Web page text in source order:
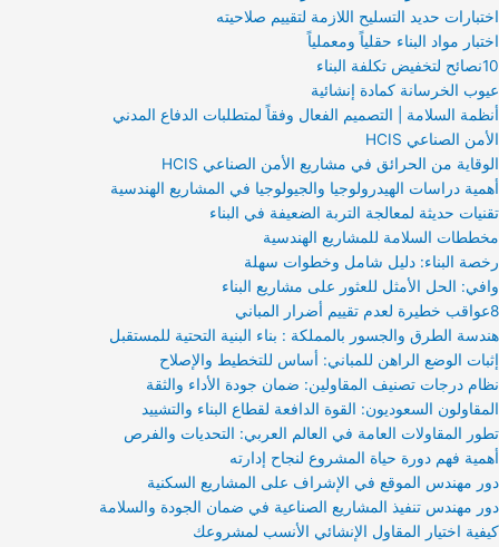
اختبارات حديد التسليح اللازمة لتقييم صلاحيته
اختبار مواد البناء حقلياً ومعملياً
10نصائح لتخفيض تكلفة البناء
عيوب الخرسانة كمادة إنشائية
أنظمة السلامة | التصميم الفعال وفقاً لمتطلبات الدفاع المدني
الأمن الصناعي HCIS
الوقاية من الحرائق في مشاريع الأمن الصناعي HCIS
أهمية دراسات الهيدرولوجيا والجيولوجيا في المشاريع الهندسية
تقنيات حديثة لمعالجة التربة الضعيفة في البناء
مخططات السلامة للمشاريع الهندسية
رخصة البناء: دليل شامل وخطوات سهلة
وافي: الحل الأمثل للعثور على مشاريع البناء
8عواقب خطيرة لعدم تقييم أضرار المباني
هندسة الطرق والجسور بالمملكة : بناء البنية التحتية للمستقبل
إثبات الوضع الراهن للمباني: أساس للتخطيط والإصلاح
نظام درجات تصنيف المقاولين: ضمان جودة الأداء والثقة
المقاولون السعوديون: القوة الدافعة لقطاع البناء والتشييد
تطور المقاولات العامة في العالم العربي: التحديات والفرص
أهمية فهم دورة حياة المشروع لنجاح إدارته
دور مهندس الموقع في الإشراف على المشاريع السكنية
دور مهندس تنفيذ المشاريع الصناعية في ضمان الجودة والسلامة
كيفية اختيار المقاول الإنشائي الأنسب لمشروعك